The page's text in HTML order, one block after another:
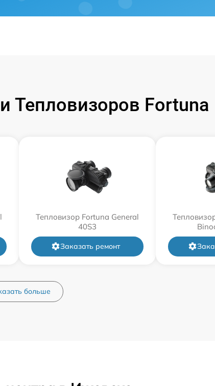
Тепловизоров Fortuna
Тепловизор Fortuna General
40S3
Заказать ремонт
больше